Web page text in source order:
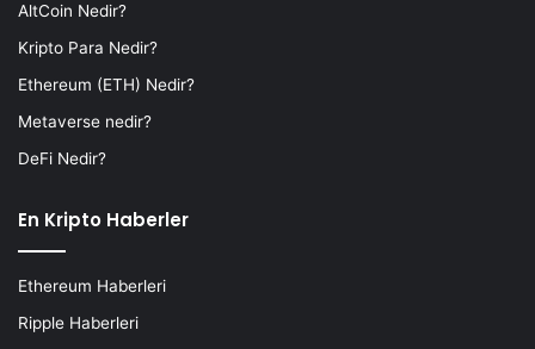
AltCoin Nedir?
Kripto Para Nedir?
Ethereum (ETH) Nedir?
Metaverse nedir?
DeFi Nedir?
En Kripto Haberler
Ethereum Haberleri
Ripple Haberleri